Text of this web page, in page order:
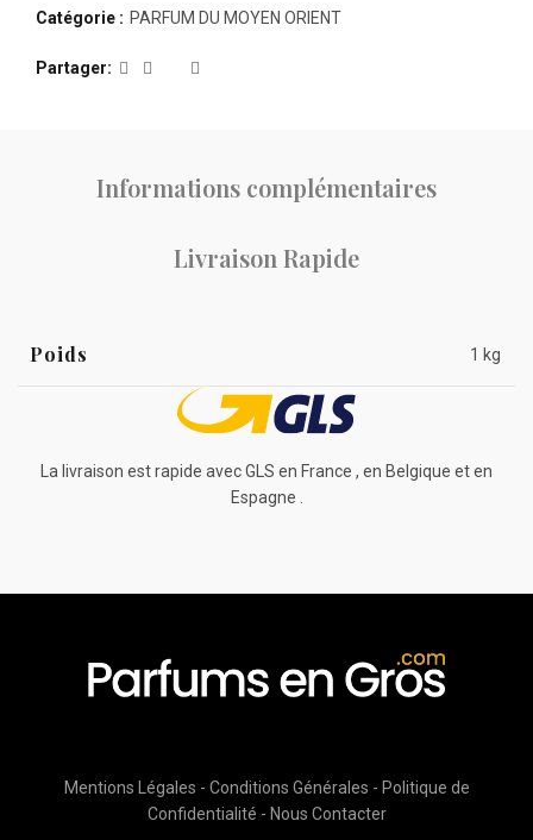
Catégorie : PARFUM DU MOYEN ORIENT
Partager
Informations complémentaires
Livraison Rapide
Poids 1 kg
La livraison est rapide avec GLS en France , en Belgique et en
Espagne .
Mentions Légales - Conditions Générales - Politique de
Confidentialité - Nous Contacter